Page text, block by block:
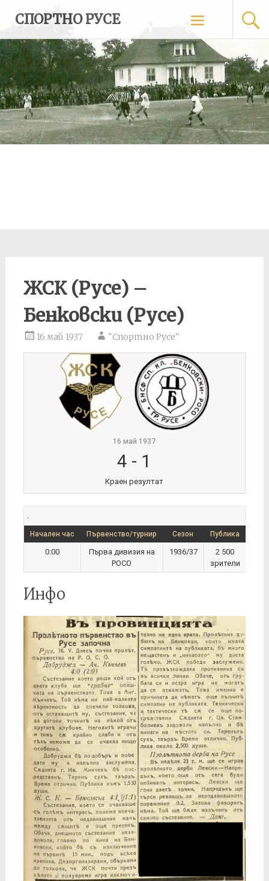
content
СПОРТНО РУСЕ
ЖСК (Русе) –
Бенковски (Русе)
16 май 1937 "Спортно Русе"
16 май 1937
4 - 1
Краен резултат
.
Начален час Първенство/турнир Сезон Публика
0:00
Първа дивизия на
РОСО
1936/37
2 500
зрители
Инфо